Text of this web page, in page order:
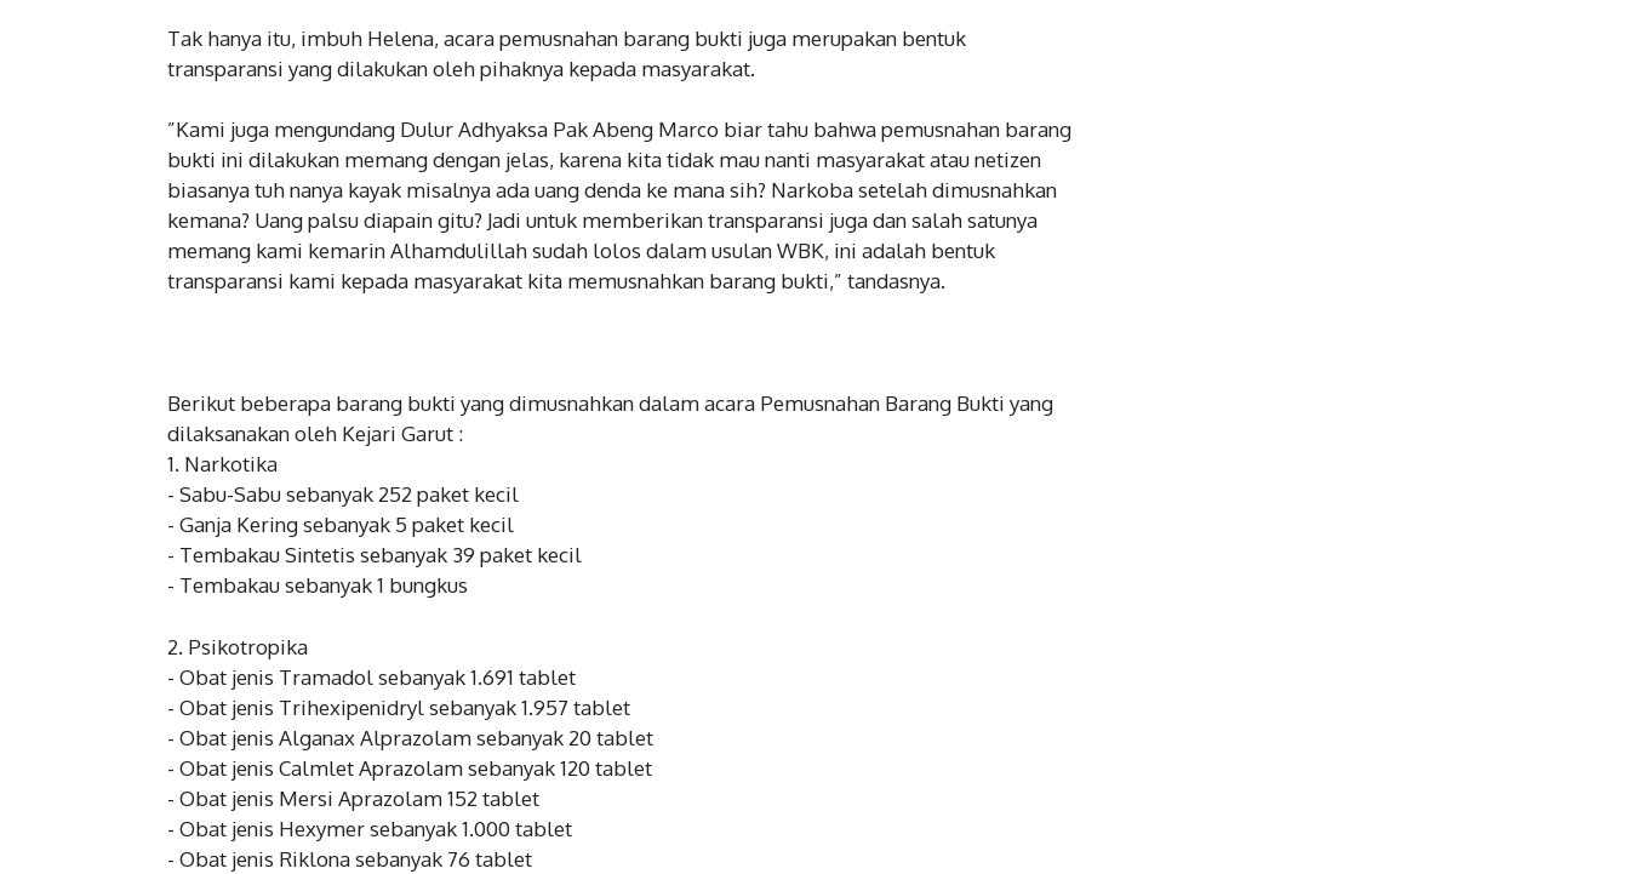
‎Tak hanya itu, imbuh Helena, acara pemusnahan barang bukti juga merupakan bentuk
transparansi yang dilakukan oleh pihaknya kepada masyarakat.
‎”Kami juga mengundang Dulur Adhyaksa Pak Abeng Marco biar tahu bahwa pemusnahan barang
bukti ini dilakukan memang dengan jelas, karena kita tidak mau nanti masyarakat atau netizen
biasanya tuh nanya kayak misalnya ada uang denda ke mana sih? Narkoba setelah dimusnahkan
kemana? Uang palsu diapain gitu? Jadi untuk memberikan transparansi juga dan salah satunya
memang kami kemarin Alhamdulillah sudah lolos dalam usulan WBK, ini adalah bentuk
transparansi kami kepada masyarakat kita memusnahkan barang bukti,” tandasnya.
‎Berikut beberapa barang bukti yang dimusnahkan dalam acara Pemusnahan Barang Bukti yang
dilaksanakan oleh Kejari Garut :
‎1. Narkotika
‎- Sabu-Sabu sebanyak 252 paket kecil
‎- Ganja Kering sebanyak 5 paket kecil
‎- Tembakau Sintetis sebanyak 39 paket kecil
‎- Tembakau sebanyak 1 bungkus
‎2. Psikotropika
‎- Obat jenis Tramadol sebanyak 1.691 tablet
‎- Obat jenis Trihexipenidryl sebanyak 1.957 tablet
‎- Obat jenis Alganax Alprazolam sebanyak 20 tablet
‎- Obat jenis Calmlet Aprazolam sebanyak 120 tablet
‎- Obat jenis Mersi Aprazolam 152 tablet
‎- Obat jenis Hexymer sebanyak 1.000 tablet
‎- Obat jenis Riklona sebanyak 76 tablet